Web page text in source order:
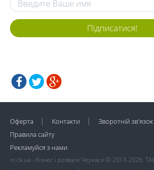
Підписатися!
Оферта Контакти
Зворотній зв'язок
Правила сайту
Рекламуйся з нами
in.ck.ua - бізнес і розваги Черкаси © 2013-2026,